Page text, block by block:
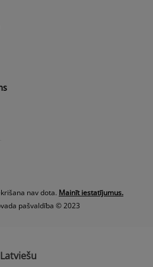
nav dota. Mainīt iestatījumus.
pašvaldība © 2023
Latviešu